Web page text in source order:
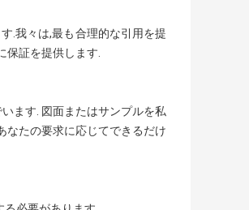
.我々は,最も合理的な引用を提
保証を提供します.
ます. 図面またはサンプルを私
なたの要求に応じてできるだけ